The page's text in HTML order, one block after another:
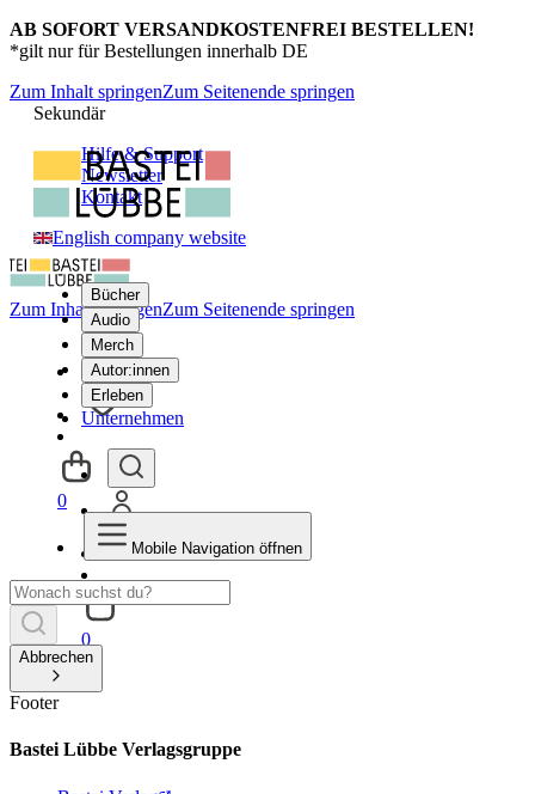
AB SOFORT VERSANDKOSTENFREI BESTELLEN!
*gilt nur für Bestellungen innerhalb DE
Zum Inhalt springenZum Seitenende springen
Sekundär
Hilfe & Support
Newsletter
Kontakt
English company website
Bücher
Audio
Merch
Autor:innen
Erleben
Unternehmen
0
Zum Inhalt springenZum Seitenende springen
0
Mobile Navigation öffnen
Abbrechen
Footer
Bastei Lübbe Verlagsgruppe